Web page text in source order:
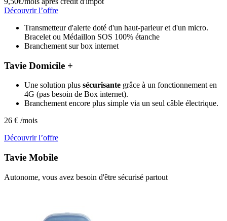
Découvrir l’offre
Transmetteur d'alerte doté d'un haut-parleur et d'un micro.
Bracelet ou Médaillon SOS 100% étanche
Branchement sur box internet
Tavie Domicile +
Une solution plus sécurisante grâce à un fonctionnement en
4G (pas besoin de Box internet).
Branchement encore plus simple via un seul câble électrique.
26 € /mois
Découvrir l’offre
Tavie Mobile
Autonome, vous avez besoin d'être sécurisé partout